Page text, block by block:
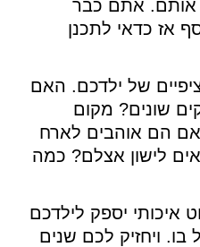
אותם. אתם כבר
אז כדאי לתכנן
של ילדכם. האם
שונים? מקום
הם אוהבים לארח
לישון אצלם? כמה
איכותי יספק לילדכם
בו. ויחזיק לכם שנים